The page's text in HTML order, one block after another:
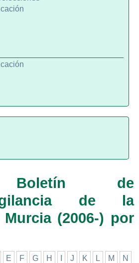
Boletín de
de la
(2006-) por
E F G H J K L M N